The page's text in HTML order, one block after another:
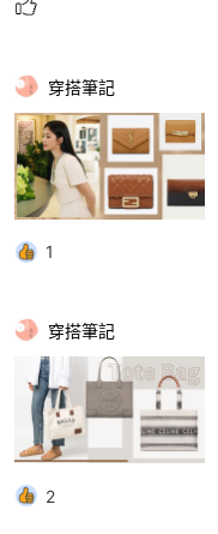
穿搭筆記
1
穿搭筆記
2